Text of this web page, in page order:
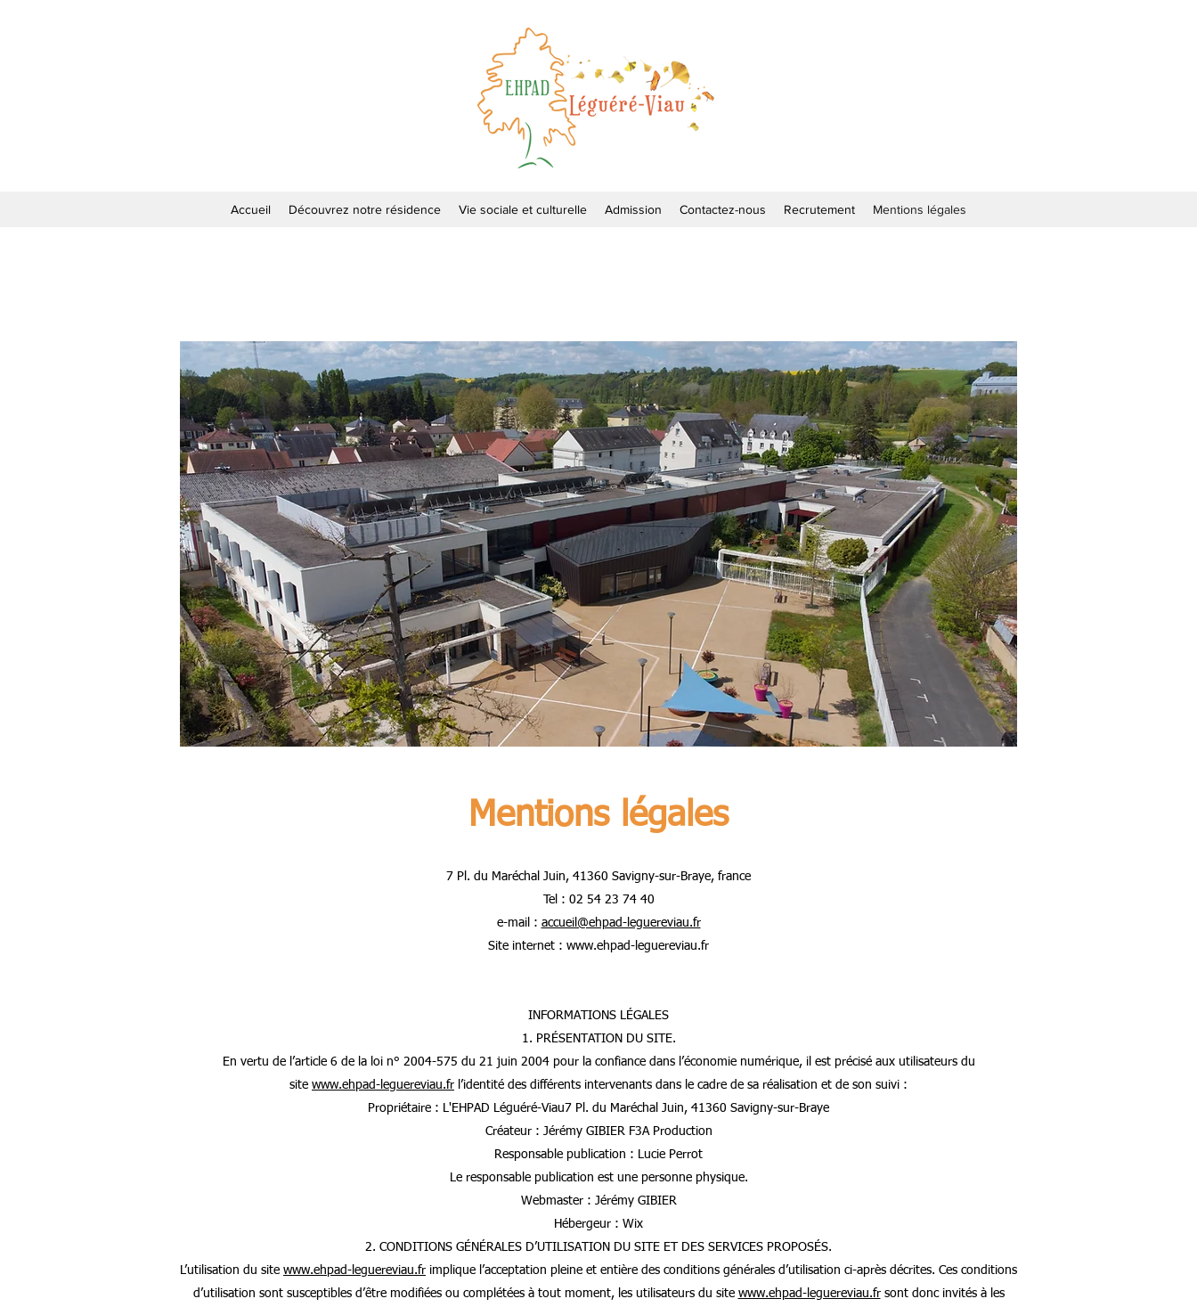
Accueil Découvrez notre résidence Vie sociale et culturelle Admission Contactez-nous Recrutement Mentions légales
Mentions légales
7 Pl. du Maréchal Juin, 41360 Savigny-sur-Braye, france
Tel : 02 54 23 74 40
e-mail : accueil@ehpad-leguereviau.fr
Site internet : www.ehpad-leguereviau.fr
INFORMATIONS LÉGALES
1. PRÉSENTATION DU SITE.
En vertu de l’article 6 de la loi n° 2004-575 du 21 juin 2004 pour la confiance dans l’économie numérique, il est précisé aux utilisateurs du
site www.ehpad-leguereviau.fr l’identité des différents intervenants dans le cadre de sa réalisation et de son suivi :
Propriétaire : L'EHPAD Léguéré-Viau7 Pl. du Maréchal Juin, 41360 Savigny-sur-Braye
Créateur : Jérémy GIBIER F3A Production
Responsable publication : Lucie Perrot
Le responsable publication est une personne physique.
Webmaster : Jérémy GIBIER
Hébergeur : Wix
2. CONDITIONS GÉNÉRALES D’UTILISATION DU SITE ET DES SERVICES PROPOSÉS.
L’utilisation du site www.ehpad-leguereviau.fr implique l’acceptation pleine et entière des conditions générales d’utilisation ci-après décrites. Ces conditions
d’utilisation sont susceptibles d’être modifiées ou complétées à tout moment, les utilisateurs du site www.ehpad-leguereviau.frsont donc invités à les